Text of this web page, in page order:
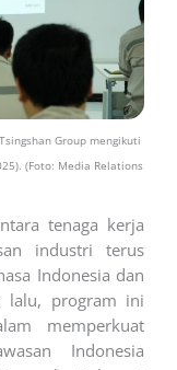
Group mengikuti
(Foto: Media Relations
tenaga kerja
industri terus
Indonesia dan
lalu, program ini
memperkuat
Indonesia